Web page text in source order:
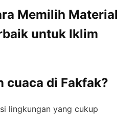
Memilih Material
untuk Iklim
cuaca di Fakfak?
lingkungan yang cukup